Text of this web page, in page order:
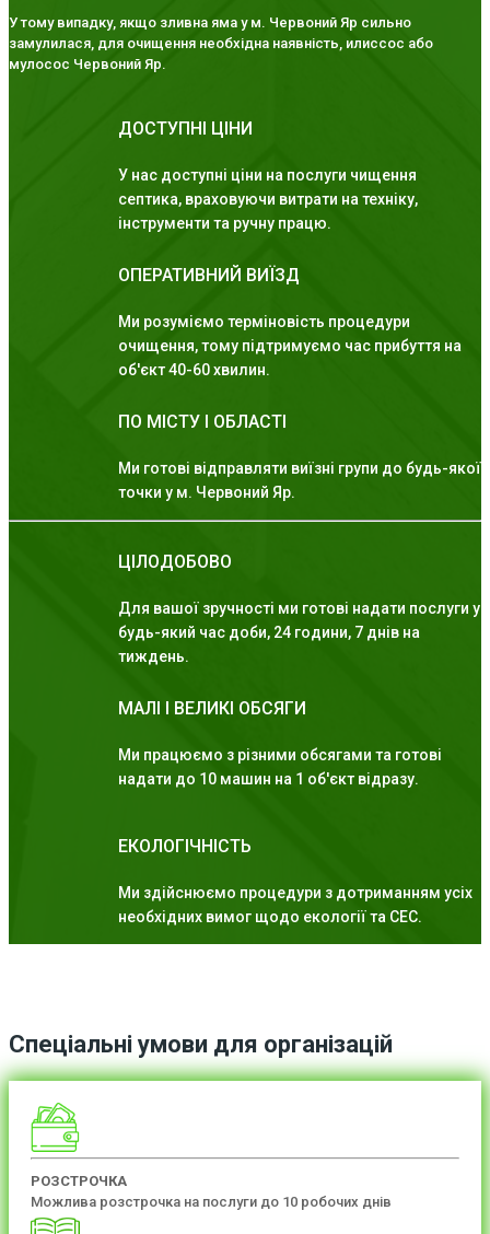
У тому випадку, якщо зливна яма у м. Червоний Яр сильно
замулилася, для очищення необхідна наявність, илиссос або
мулосос Червоний Яр.
ДОСТУПНІ ЦІНИ
У нас доступні ціни на послуги чищення
септика, враховуючи витрати на техніку,
інструменти та ручну працю.
ОПЕРАТИВНИЙ ВИЇЗД
Ми розуміємо терміновість процедури
очищення, тому підтримуємо час прибуття на
об'єкт 40-60 хвилин.
ПО МІСТУ І ОБЛАСТІ
Ми готові відправляти виїзні групи до будь-якої
точки у м. Червоний Яр.
ЦІЛОДОБОВО
Для вашої зручності ми готові надати послуги у
будь-який час доби, 24 години, 7 днів на
тиждень.
МАЛІ І ВЕЛИКІ ОБСЯГИ
Ми працюємо з різними обсягами та готові
надати до 10 машин на 1 об'єкт відразу.
ЕКОЛОГІЧНІСТЬ
Ми здійснюємо процедури з дотриманням усіх
необхідних вимог щодо екології та СЕС.
Спеціальні умови для організацій
РОЗСТРОЧКА
Можлива розстрочка на послуги до 10 робочих днів